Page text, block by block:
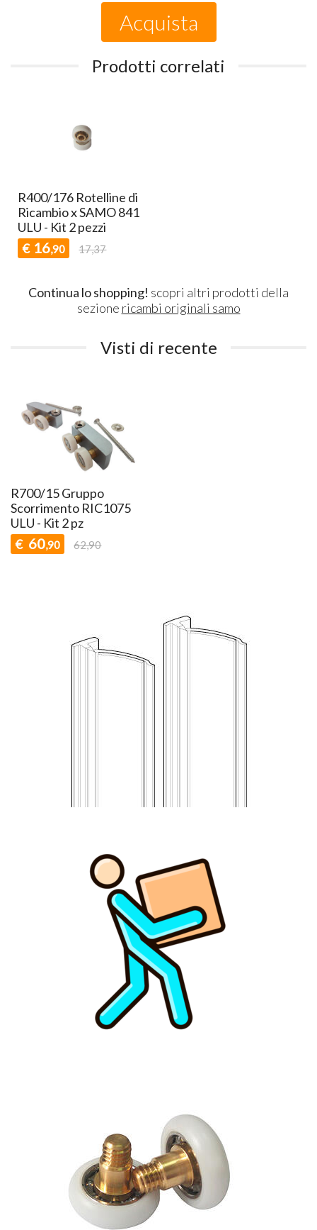
Acquista
Prodotti correlati
R400/176 Rotelline di
Ricambio x SAMO 841
ULU - Kit 2 pezzi
€ 16,90 17,37
Continua lo shopping! scopri altri prodotti della
sezione ricambi originali samo
Visti di recente
R700/15 Gruppo
Scorrimento RIC1075
ULU - Kit 2 pz
€ 60,90 62,90